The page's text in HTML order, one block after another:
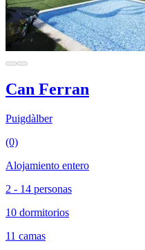
Can Ferran
Puigdàlber
(0)
Alojamiento entero
2 - 14 personas
10 dormitorios
11 camas